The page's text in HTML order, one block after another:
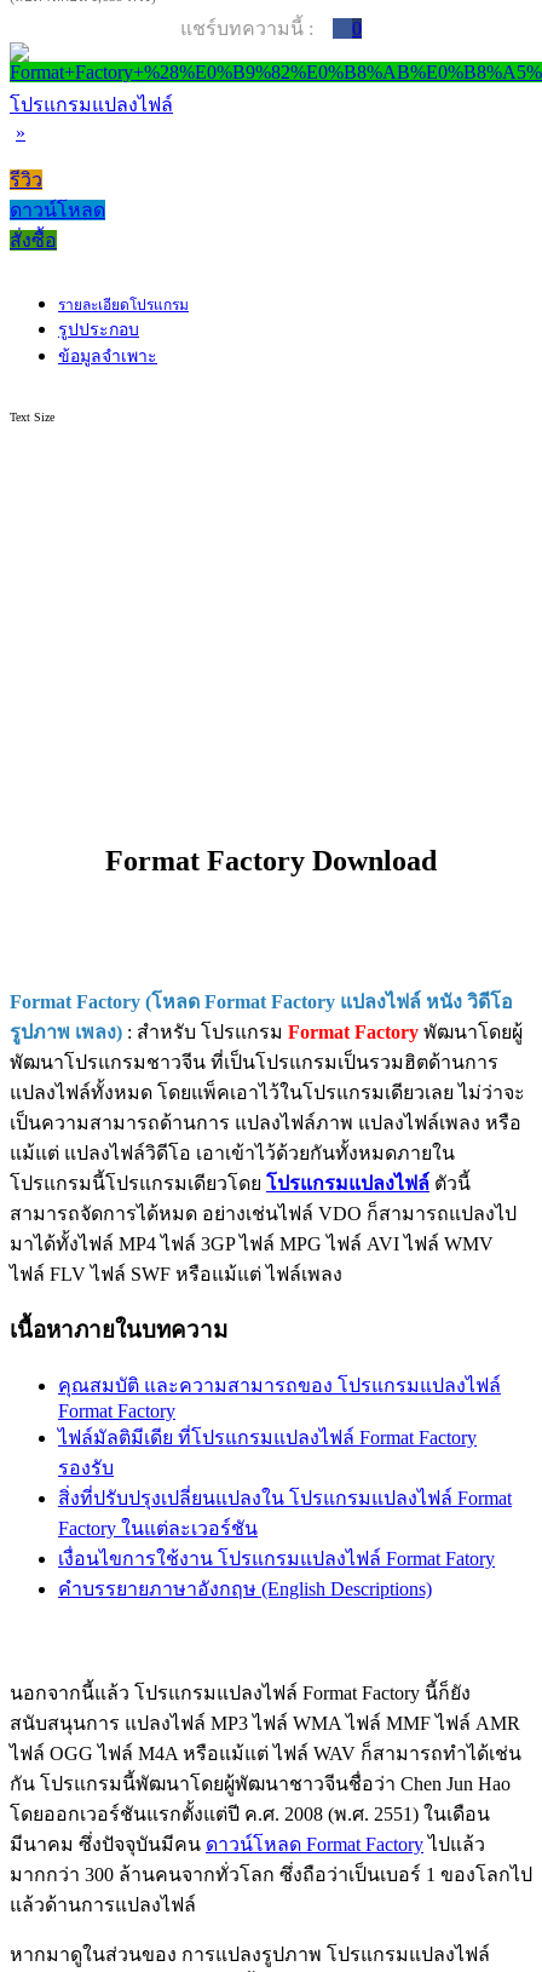
แชร์บทความนี้ : 0
โปรแกรมแปลงไฟล์
»
รีวิว
ดาวน์โหลด
สั่งซื้อ
รายละเอียดโปรแกรม
รูปประกอบ
ข้อมูลจำเพาะ
Text Size
Format Factory Download
Format Factory (โหลด Format Factory แปลงไฟล์ หนัง วิดีโอ
รูปภาพ เพลง) : สำหรับ โปรแกรม Format Factory พัฒนาโดยผู้
พัฒนาโปรแกรมชาวจีน ที่เป็นโปรแกรมเป็นรวมฮิตด้านการ
แปลงไฟล์ทั้งหมด โดยแพ็คเอาไว้ในโปรแกรมเดียวเลย ไม่ว่าจะ
เป็นความสามารถด้านการ แปลงไฟล์ภาพ แปลงไฟล์เพลง หรือ
แม้แต่ แปลงไฟล์วิดีโอ เอาเข้าไว้ด้วยกันทั้งหมดภายใน
โปรแกรมนี้โปรแกรมเดียวโดย โปรแกรมแปลงไฟล์ ตัวนี้
สามารถจัดการได้หมด อย่างเช่นไฟล์ VDO ก็สามารถแปลงไป
มาได้ทั้งไฟล์ MP4 ไฟล์ 3GP ไฟล์ MPG ไฟล์ AVI ไฟล์ WMV
ไฟล์ FLV ไฟล์ SWF หรือแม้แต่ ไฟล์เพลง
เนื้อหาภายในบทความ
คุณสมบัติ และความสามารถของ โปรแกรมแปลงไฟล์
Format Factory
ไฟล์มัลติมีเดีย ที่โปรแกรมแปลงไฟล์ Format Factory
รองรับ
สิ่งที่ปรับปรุงเปลี่ยนแปลงใน โปรแกรมแปลงไฟล์ Format
Factory ในแต่ละเวอร์ชัน
เงื่อนไขการใช้งาน โปรแกรมแปลงไฟล์ Format Fatory
คำบรรยายภาษาอังกฤษ (English Descriptions)
นอกจากนี้แล้ว โปรแกรมแปลงไฟล์ Format Factory นี้ก็ยัง
สนับสนุนการ แปลงไฟล์ MP3 ไฟล์ WMA ไฟล์ MMF ไฟล์ AMR
ไฟล์ OGG ไฟล์ M4A หรือแม้แต่ ไฟล์ WAV ก็สามารถทำได้เช่น
กัน โปรแกรมนี้พัฒนาโดยผู้พัฒนาชาวจีนชื่อว่า Chen Jun Hao
โดยออกเวอร์ชันแรกตั้งแต่ปี ค.ศ. 2008 (พ.ศ. 2551) ในเดือน
มีนาคม ซึ่งปัจจุบันมีคน ดาวน์โหลด Format Factoryไปแล้ว
มากกว่า 300 ล้านคนจากทั่วโลก ซึ่งถือว่าเป็นเบอร์ 1 ของโลกไป
แล้วด้านการแปลงไฟล์
หากมาดูในส่วนของ การแปลงรูปภาพ โปรแกรมแปลงไฟล์